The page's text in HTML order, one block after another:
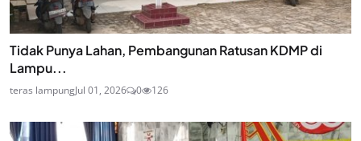
Tidak Punya Lahan, Pembangunan Ratusan KDMP di
Lampu...
teras lampungJul 01, 2026 0 126